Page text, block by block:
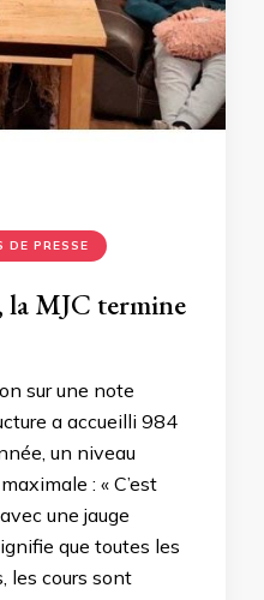
DE PRESSE
la MJC termine
sur une note
a accueilli 984
un niveau
: « C’est
une jauge
que toutes les
les cours sont